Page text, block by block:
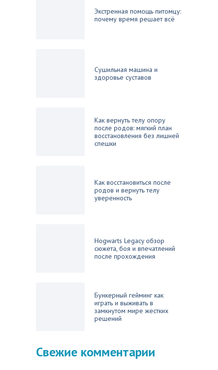
Экстренная помощь питомцу:
почему время решает всё
Сушильная машина и
здоровье суставов
Как вернуть телу опору
после родов: мягкий план
восстановления без лишней
спешки
Как восстановиться после
родов и вернуть телу
уверенность
Hogwarts Legacy обзор
сюжета, боя и впечатлений
после прохождения
Бункерный гейминг как
играть и выживать в
замкнутом мире жестких
решений
Свежие комментарии